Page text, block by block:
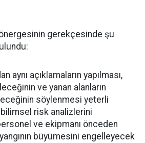
gerekçesinde şu
aynı açıklamaların yapılması,
ve yanan alanların
söylenmesi yeterli
risk analizlerini
ve ekipmanı önceden
büyümesini engelleyecek